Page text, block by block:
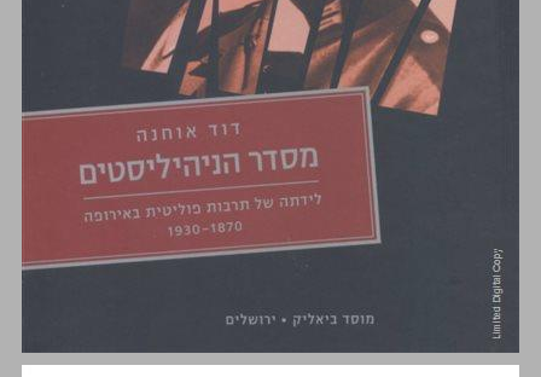
שער ראשון הזרם הניהיליסטי־טוטליטרי בפרספקטיבה היסטורית ... 1